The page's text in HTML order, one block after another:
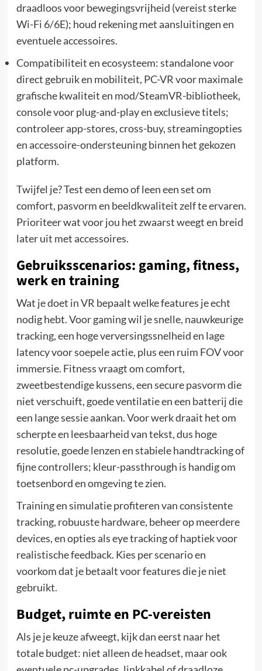
draadloos voor bewegingsvrijheid (vereist sterke
Wi-Fi 6/6E); houd rekening met aansluitingen en
eventuele accessoires.
Compatibiliteit en ecosysteem: standalone voor
direct gebruik en mobiliteit, PC-VR voor maximale
grafische kwaliteit en mod/SteamVR-bibliotheek,
console voor plug-and-play en exclusieve titels;
controleer app-stores, cross-buy, streamingopties
en accessoire-ondersteuning binnen het gekozen
platform.
Twijfel je? Test een demo of leen een set om
comfort, pasvorm en beeldkwaliteit zelf te ervaren.
Prioriteer wat voor jou het zwaarst weegt en breid
later uit met accessoires.
Gebruiksscenarios: gaming, fitness,
werk en training
Wat je doet in VR bepaalt welke features je echt
nodig hebt. Voor gaming wil je snelle, nauwkeurige
tracking, een hoge verversingssnelheid en lage
latency voor soepele actie, plus een ruim FOV voor
immersie. Fitness vraagt om comfort,
zweetbestendige kussens, een secure pasvorm die
niet verschuift, goede ventilatie en een batterij die
een lange sessie aankan. Voor werk draait het om
scherpte en leesbaarheid van tekst, dus hoge
resolutie, goede lenzen en stabiele handtracking of
fijne controllers; kleur-passthrough is handig om
toetsenbord en omgeving te zien.
Training en simulatie profiteren van consistente
tracking, robuuste hardware, beheer op meerdere
devices, en opties als eye tracking of haptiek voor
realistische feedback. Kies per scenario en
voorkom dat je betaalt voor features die je niet
gebruikt.
Budget, ruimte en PC-vereisten
Als je je keuze afweegt, kijk dan eerst naar het
totale budget: niet alleen de headset, maar ook